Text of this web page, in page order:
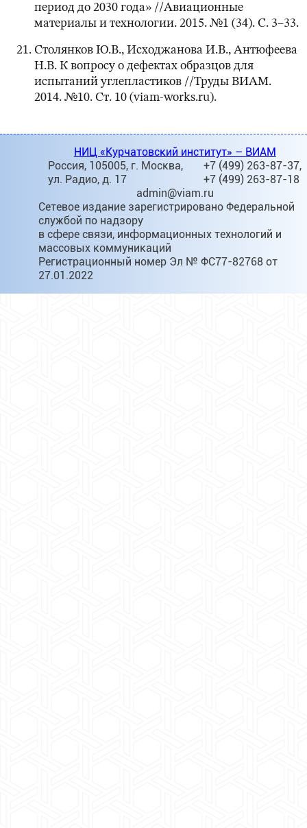
период до 2030 года» //Авиационные
материалы и технологии. 2015. №1 (34). С. 3–33.
Столянков Ю.В., Исходжанова И.В., Антюфеева
Н.В. К вопросу о дефектах образцов для
испытаний углепластиков //Труды ВИАМ.
2014. №10. Ст. 10 (viam-works.ru).
НИЦ «Курчатовский институт» – ВИАМ
Россия, 105005, г. Москва,
ул. Радио, д. 17
+7 (499) 263-87-37,
+7 (499) 263-87-18
admin@viam.ru
Сетевое издание зарегистрировано Федеральной
службой по надзору
в сфере связи, информационных технологий и
массовых коммуникаций
Регистрационный номер Эл № ФС77-82768 от
27.01.2022